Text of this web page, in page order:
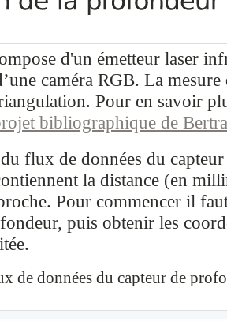
d'un émetteur laser
caméra RGB. La
Pour en savoir
bibliographique de
flux de données du
la distance (en
Pour commencer il
puis obtenir les
de données du capteur de